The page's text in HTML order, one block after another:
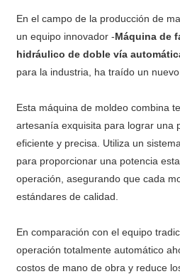
En el campo de la producción de
un equipo innovador -Máquina de
hidráulico de doble vía
para la industria, ha traído un
Esta máquina de moldeo combina
artesanía exquisita para lograr una
eficiente y precisa. Utiliza un
para proporcionar una potencia
operación, asegurando que cada
estándares de calidad.
En comparación con el equipo
operación totalmente automático
costos de mano de obra y reduce